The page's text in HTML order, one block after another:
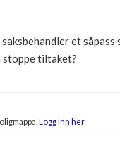
et
stoppe tiltaket?
Logg inn her